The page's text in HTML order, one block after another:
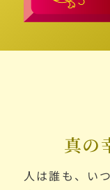
真の
人は誰も、い